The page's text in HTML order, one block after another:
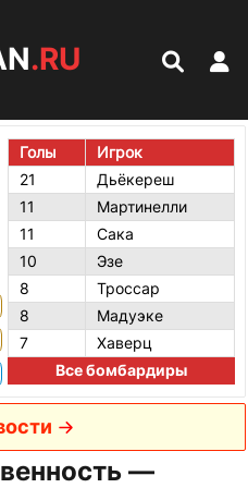
.RU
Голы
Игрок
21
Дьёкереш
11
Мартинелли
11
Сака
10
Эзе
8
Троссар
8
Мадуэке
7
Хаверц
Все бомбардиры
—